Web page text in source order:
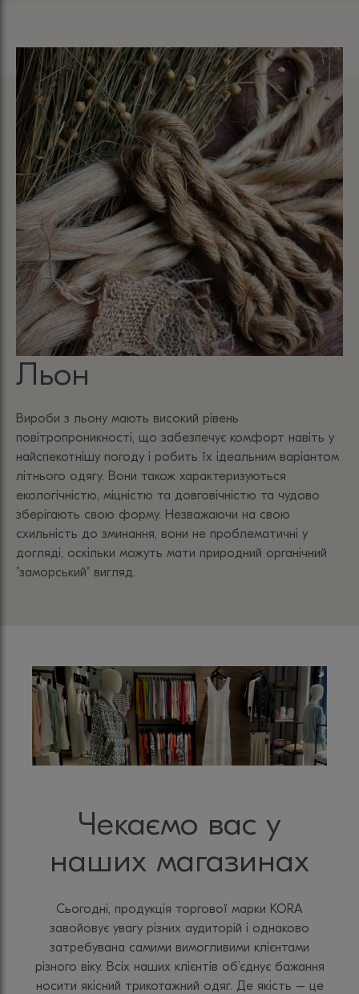
Льон
Вироби з льону мають високий рівень
повітропроникності, що забезпечує комфорт навіть у
найспекотнішу погоду і робить їх ідеальним варіантом
літнього одягу. Вони також характеризуються
екологічністю, міцністю та довговічністю та чудово
зберігають свою форму. Незважаючи на свою
схильність до зминання, вони не проблематичні у
догляді, оскільки можуть мати природний органічний
"заморський" вигляд.
Чекаємо вас у
наших магазинах
Сьогодні, продукція торгової марки KORA
завойовує увагу різних аудиторій і однаково
затребувана самими вимогливими клієнтами
різного віку. Всіх наших клієнтів об’єднує бажання
носити якісний трикотажний одяг. Де якість – це